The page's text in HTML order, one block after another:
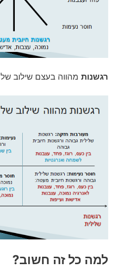
רגשנות מהווה בעצם שילוב של
למה כל זה חשוב?